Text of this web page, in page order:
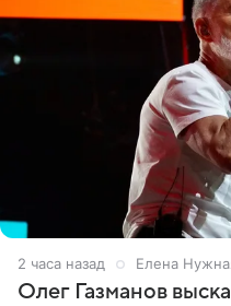
2 часа назад Елена
Олег Газманов